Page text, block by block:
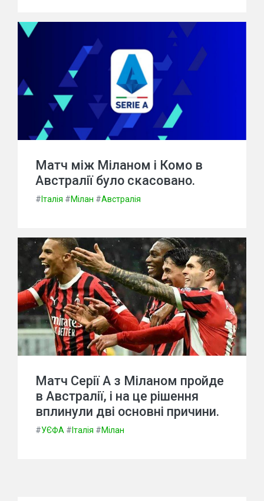
Матч між Міланом і Комо в
Австралії було скасовано.
# Італія #Мілан #Австралія
Матч Серії А з Міланом пройде
в Австралії, і на це рішення
вплинули дві основні причини.
#УЄФА # Італія #Мілан